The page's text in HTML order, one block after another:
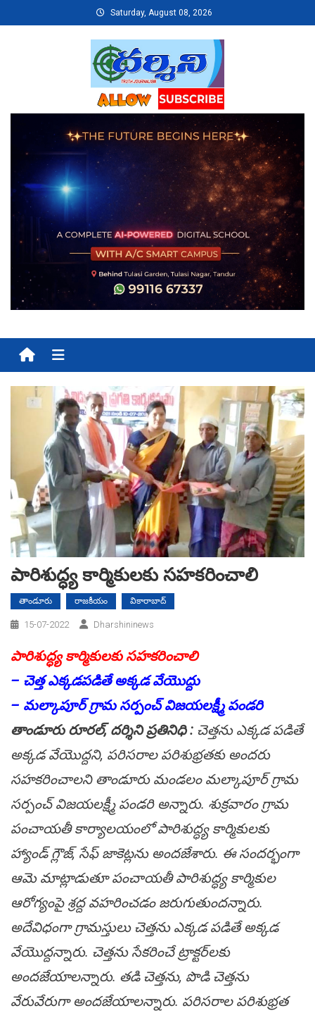
to
Saturday, August 08, 2026
Menu
పారిశుద్ధ్య కార్మికుల‌కు స‌హ‌క‌రించాలి
తాండూరు రాజకీయం వికారాబాద్
15-07-2022 Dharshininews
పారిశుద్ధ్య కార్మికుల‌కు స‌హ‌క‌రించాలి
– చెత్త ఎక్క‌డప‌డితే అక్క‌డ వేయొద్దు
– మ‌ల్కాపూర్ గ్రామ స‌ర్పంచ్ విజ‌య‌ల‌క్ష్మీ పండ‌రి
తాండూరు రూర‌ల్, ద‌ర్శిని ప్ర‌తినిధి : చెత్త‌ను ఎక్క‌డ ప‌డితే
అక్క‌డ వేయొద్ద‌ని, ప‌రిస‌రాల ప‌రిశుభ్ర‌త‌కు అంద‌రు
స‌హ‌క‌రించాల‌ని తాండూరు మండ‌లం మ‌ల్కాపూర్ గ్రామ
స‌ర్పంచ్ విజ‌య‌ల‌క్ష్మీ పండ‌రి అన్నారు. శుక్ర‌వారం గ్రామ
పంచాయ‌తీ కార్యాల‌యంలో పారిశుద్ధ్య కార్మికుల‌కు
హ్యాండ్ గ్లౌజ్, సేఫ్ జాకెట్ల‌ను అంద‌జేశారు. ఈ సంద‌ర్భంగా
ఆమె మాట్లాడుతూ పంచాయ‌తీ పారిశుద్ధ్య కార్మికుల
ఆరోగ్యంపై శ్ర‌ద్ద వ‌హ‌రించ‌డం జ‌రుగుతుంద‌న్నారు.
అదేవిధంగా గ్రామ‌స్తులు చెత్త‌ను ఎక్క‌డ ప‌డితే అక్క‌డ
వేయొద్ద‌న్నారు. చెత్త‌ను సేక‌రించే ట్రాక్ట‌ర్‌ల‌కు
అంద‌జేయాల‌న్నారు. త‌డి చెత్త‌ను, పొడి చెత్త‌ను
వేరువేరుగా అంద‌జేయాల‌న్నారు. ప‌రిస‌రాల ప‌రిశుభ్ర‌త